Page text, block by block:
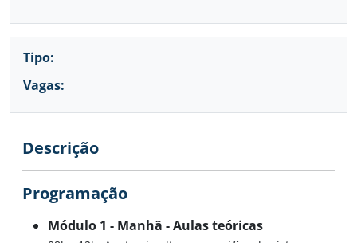
Tipo:
Vagas:
Descrição
Programação
Módulo 1 - Manhã - Aulas teóricas